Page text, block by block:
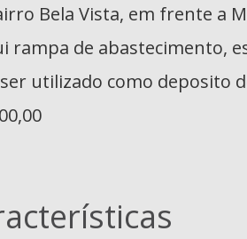
Bela Vista, em frente a
rampa de abastecimento,
utilizado como deposito